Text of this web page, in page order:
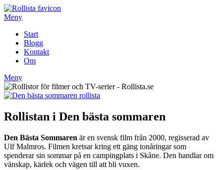
Hoppa
till
Meny
Start
Blogg
Kontakt
Om
Meny
Rollistan i Den bästa sommaren
Den Bästa Sommaren är en svensk film från 2000, regisserad av
Ulf Malmros. Filmen kretsar kring ett gäng tonåringar som
spenderar sin sommar på en campingplats i Skåne. Den handlar om
vänskap, kärlek och vägen till att bli vuxen.